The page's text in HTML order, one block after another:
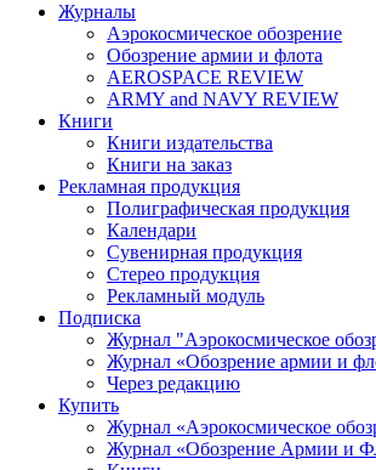
Журналы
Аэрокосмическое обозрение
Обозрение армии и флота
AEROSPACE REVIEW
ARMY and NAVY REVIEW
Книги
Книги издательства
Книги на заказ
Рекламная продукция
Полиграфическая продукция
Календари
Сувенирная продукция
Стерео продукция
Рекламный модуль
Подписка
Журнал "Аэрокосмическое
Журнал «Обозрение армии и
Через редакцию
Купить
Журнал «Аэрокосмическое
Журнал «Обозрение Армии и